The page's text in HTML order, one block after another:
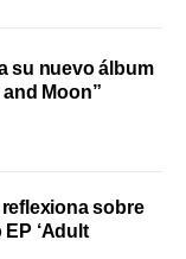
su nuevo álbum
Moon”
sobre
‘Adult